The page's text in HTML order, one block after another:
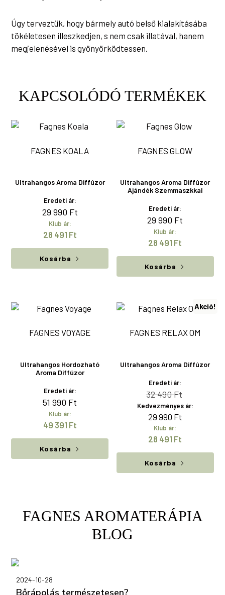
Úgy terveztük, hogy bármely autó belső kialakításába
tökéletesen illeszkedjen, s nem csak illatával, hanem
megjelenésével is gyönyörködtessen.
KAPCSOLÓDÓ TERMÉKEK
FAGNES KOALA
Ultrahangos Aroma Diffúzor
Eredeti ár:
29 990 Ft
Klub ár:
28 491 Ft
Kosárba
FAGNES GLOW
Ultrahangos Aroma Diffúzor
Ajándék Szemmaszkkal
Eredeti ár:
29 990 Ft
Klub ár:
28 491 Ft
Kosárba
FAGNES VOYAGE
Ultrahangos Hordozható
Aroma Diffúzor
Eredeti ár:
51 990 Ft
Klub ár:
49 391 Ft
Kosárba
Akció!
FAGNES RELAX OM
Ultrahangos Aroma Diffúzor
Eredeti ár:
32 490Ft
price
price
Kedvezményes ár:
29 990 Ft
Klub ár:
28 491 Ft
Kosárba
FAGNES AROMATERÁPIA
BLOG
2024-10-28
Bőrápolás természetesen?